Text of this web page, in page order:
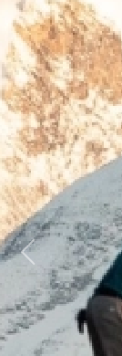
Previous